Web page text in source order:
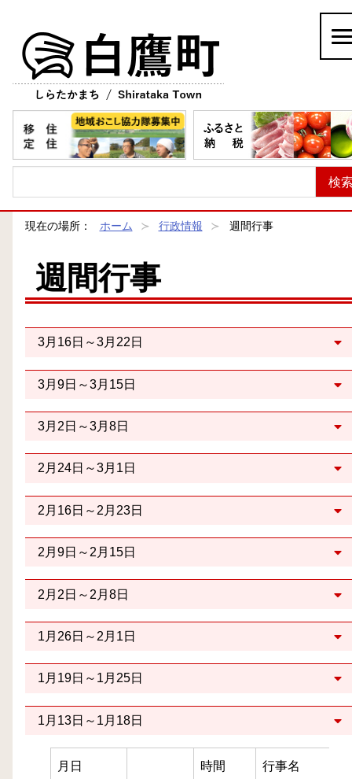
現在の場所： ホーム 行政情報 週間行事
週間行事
3月16日～3月22日
3月9日～3月15日
3月2日～3月8日
2月24日～3月1日
2月16日～2月23日
2月9日～2月15日
2月2日～2月8日
1月26日～2月1日
1月19日～1月25日
1月13日～1月18日
月日 時間 行事名